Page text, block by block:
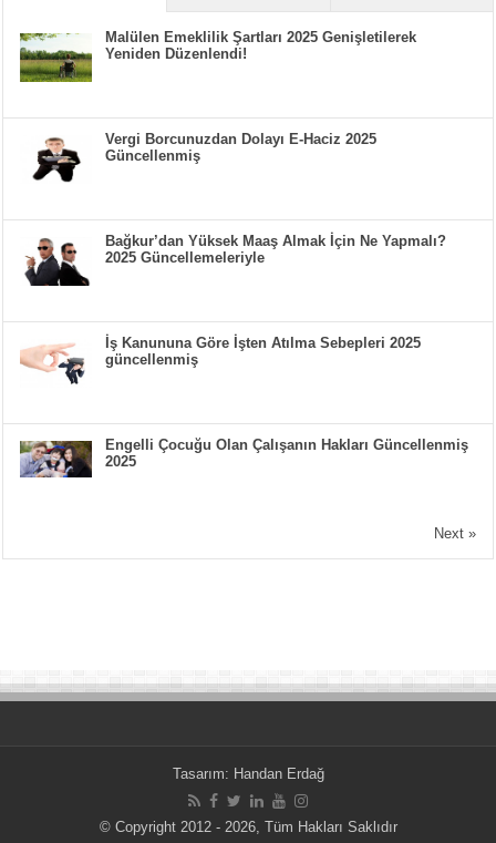
Malülen Emeklilik Şartları 2025 Genişletilerek
Yeniden Düzenlendi!
Vergi Borcunuzdan Dolayı E-Haciz 2025
Güncellenmiş
Bağkur’dan Yüksek Maaş Almak İçin Ne Yapmalı?
2025 Güncellemeleriyle
İş Kanununa Göre İşten Atılma Sebepleri 2025
güncellenmiş
Engelli Çocuğu Olan Çalışanın Hakları Güncellenmiş
2025
Next »
Tasarım: Handan Erdağ
© Copyright 2012 - 2026, Tüm Hakları Saklıdır